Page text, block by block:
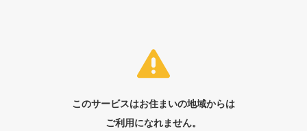
このサービスはお住まいの地域からは
ご利用になれません。